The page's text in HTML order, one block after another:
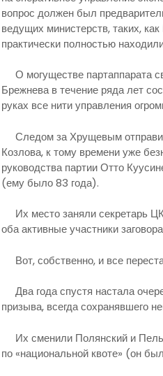
вопрос должен был
ведущих министерств, таких,
практически полностью
О могуществе партаппарата
Брежнева в течение ряда лет
руках все нити управления
Следом за Хрущевым
Козлова, к тому времени уже
руководства партии Отто
(ему было 83 года).
Их место заняли секретарь
оба активные участники
Вот, собственно, и все
Два года спустя настала
призыва, всегда сохранявшего
Их сменили Полянский и
по «национальной квоте» (он